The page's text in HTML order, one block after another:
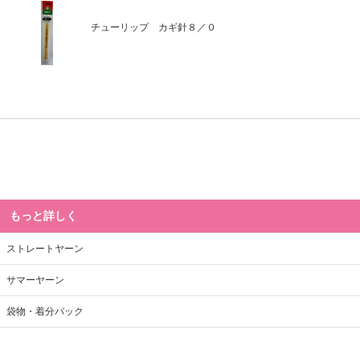
チューリップ カギ針８／０
もっと詳しく
ストレートヤーン
サマーヤーン
袋物・着分パック